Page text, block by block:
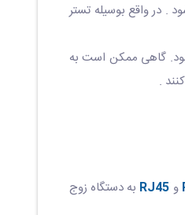
. در واقع بوسیله تستر
گاهی ممکن است به
.
و RJ45 به دستگاه زوج